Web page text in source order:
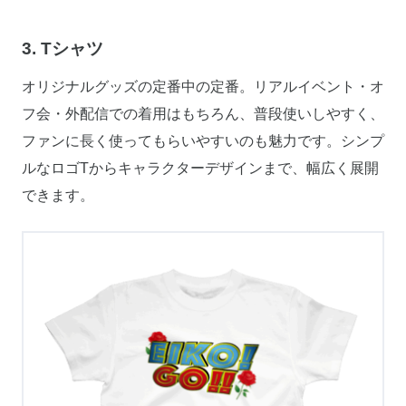
3. Tシャツ
オリジナルグッズの定番中の定番。リアルイベント・オ
フ会・外配信での着用はもちろん、普段使いしやすく、
ファンに長く使ってもらいやすいのも魅力です。シンプ
ルなロゴTからキャラクターデザインまで、幅広く展開
できます。